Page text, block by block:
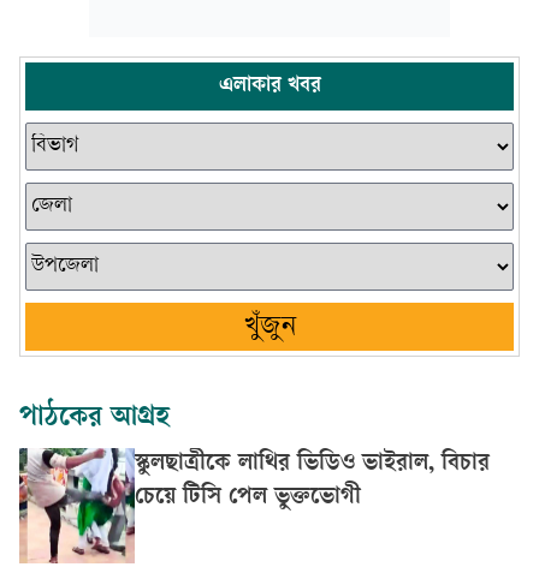
এলাকার খবর
খুঁজুন
পাঠকের আগ্রহ
স্কুলছাত্রীকে লাথির ভিডিও ভাইরাল, বিচার
চেয়ে টিসি পেল ভুক্তভোগী